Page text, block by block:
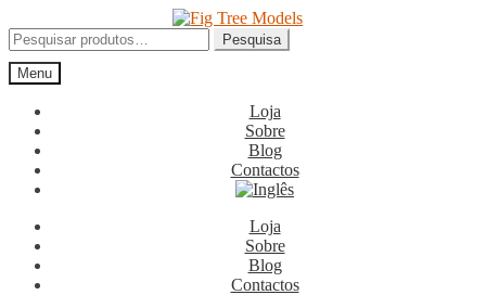
para
a
navegação
para
o
conteúdo
Pesquisar
por:
Pesquisa
Menu
Loja
Sobre
Blog
Contactos
Loja
Sobre
Blog
Contactos